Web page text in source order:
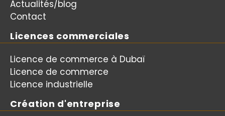
Actualités/blog
Contact
Licences commerciales
Licence de commerce à Dubaï
Licence de commerce
Licence industrielle
Création d'entreprise